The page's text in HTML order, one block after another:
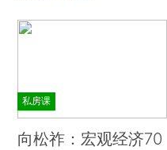
私房课
向松祚：宏观经济70